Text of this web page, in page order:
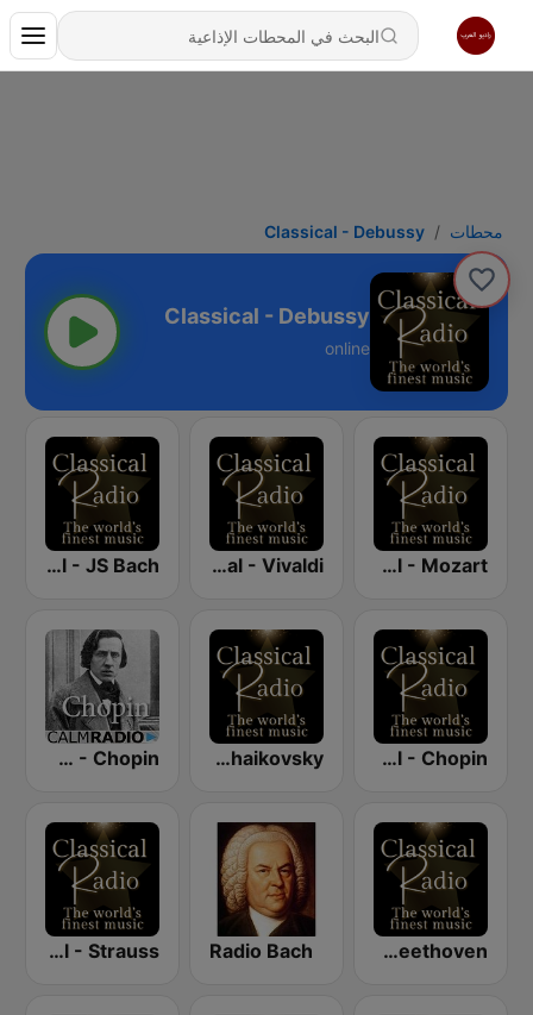
محطات Classical - Debussy
Classical - Debussy
online
Classical - Mozart
Classical - Vivaldi
Classical - JS Bach
Classical - Chopin
Classical - Tchaikovsky
CalmRadio.com - Chopin
Classical - Beethoven
Radio Bach
Classical - Strauss